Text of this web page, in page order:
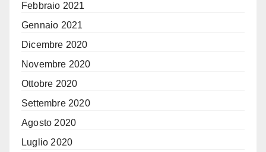
Febbraio 2021
Gennaio 2021
Dicembre 2020
Novembre 2020
Ottobre 2020
Settembre 2020
Agosto 2020
Luglio 2020